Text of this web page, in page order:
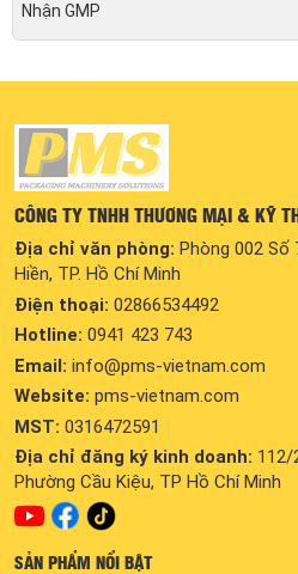
Nhận GMP
CÔNG TY TNHH THƯƠNG MẠI & KỸ
Địa chỉ văn phòng: Phòng 002
Hiền, TP. Hồ Chí Minh
Điện thoại: 02866534492
Hotline: 0941 423 743
Email: info@pms-vietnam.com
Website: pms-vietnam.com
MST: 0316472591
Địa chỉ đăng ký kinh doanh: 112/
Phường Cầu Kiệu, TP Hồ Chí Minh
SẢN PHẨM NỔI BẬT